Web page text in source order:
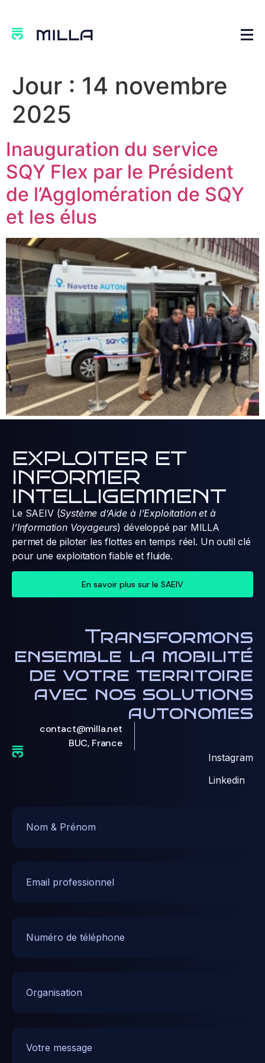
Jour : 14 novembre
2025
Inauguration du service
SQY Flex par le Président
de l’Agglomération de SQY
et les élus
EXPLOITER ET
INFORMER
INTELLIGEMMENT
Le SAEIV (Système d’Aide à l’Exploitation et à
l’Information Voyageurs) développé par MILLA
permet de piloter les flottes en temps réel. Un outil clé
pour une exploitation fiable et fluide.
En savoir plus sur le SAEIV
Transformons
ensemble la mobilité
de votre territoire
avec nos solutions
autonomes
contact@milla.net
BUC, France
Instagram
Linkedin